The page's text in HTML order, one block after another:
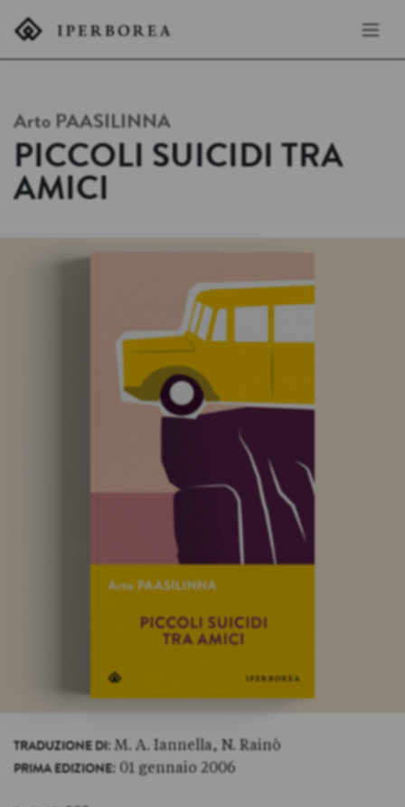
Arto PAASILINNA
PICCOLI SUICIDI TRA
AMICI
TRADUZIONE DI: M. A. Iannella, N. Rainò
PRIMA EDIZIONE: 01 gennaio 2006